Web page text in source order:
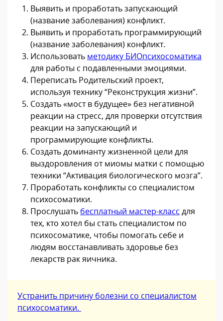
Выявить и проработать запускающий
(название заболевания) конфликт.
Выявить и проработать программирующий
(название заболевания) конфликт.
Использовать методику БИОпсихосоматика
для работы с подавленными эмоциями.
Переписать Родительский проект,
используя технику “Реконструкция жизни”.
Создать «мост в будущее» без негативной
реакции на стресс, для проверки отсутствия
реакции на запускающий и
программирующие конфликты.
Создать доминанту жизненной цели для
выздоровления от миомы матки с помощью
техники “Активация биологического мозга”.
Проработать конфликты со специалистом
психосоматики.
Прослушать бесплатный мастер-класс для
тех, кто хотел бы стать специалистом по
психосоматике, чтобы помогать себе и
людям восстанавливать здоровье без
лекарств рак яичника.
Устранить причину болезни со специалистом
психосоматики.